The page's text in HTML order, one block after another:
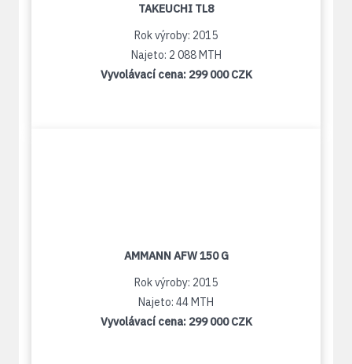
TAKEUCHI TL8
Rok výroby: 2015
Najeto: 2 088 MTH
Vyvolávací cena: 299 000 CZK
AMMANN AFW 150 G
Rok výroby: 2015
Najeto: 44 MTH
Vyvolávací cena: 299 000 CZK